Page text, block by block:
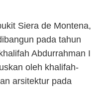
Siera de Montena,
pada tahun
Abdurrahman I
oleh khalifah-
arsitektur pada